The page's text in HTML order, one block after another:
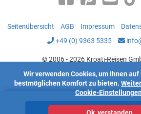
Unterkünfte
Seitenübersicht AGB Impressum
+49 (0) 9363 5335
© 2006 - 2026 Kroati-Reisen
Wir verwenden Cookies, um Ihnen
bestmöglichen Komfort zu bieten.
Cookie-